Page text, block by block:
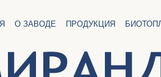
О ЗАВОДЕ ПРОДУКЦИЯ